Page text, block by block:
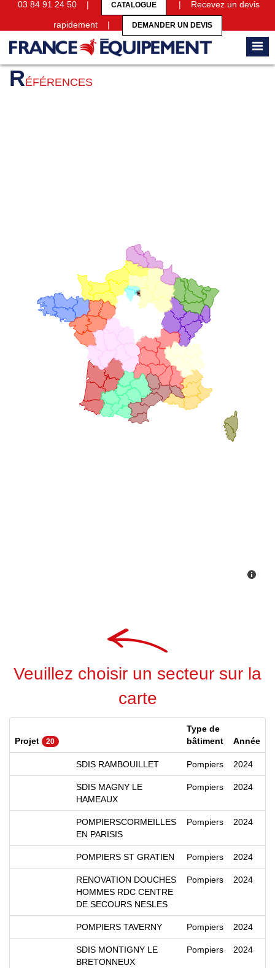
03 84 91 24 50 | CATALOGUE | Recevez un devis
rapidement | DEMANDER UN DEVIS
Accueil Références
RÉFÉRENCES
Veuillez choisir un secteur sur la
carte
Projet 20
Type de
bâtiment
Année
SDIS RAMBOUILLET Pompiers 2024
SDIS MAGNY LE
HAMEAUX
Pompiers 2024
POMPIERSCORMEILLES
EN PARISIS
Pompiers 2024
POMPIERS ST GRATIEN Pompiers 2024
RENOVATION DOUCHES
HOMMES RDC CENTRE
DE SECOURS NESLES
Pompiers 2024
POMPIERS TAVERNY Pompiers 2024
SDIS MONTIGNY LE
BRETONNEUX
Pompiers 2024